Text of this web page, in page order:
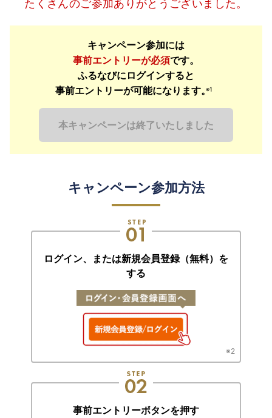
たくさんのご参加ありがとうございました。
キャンペーン参加には
事前エントリーが必須です。
ふるなびにログインすると
事前エントリーが可能になります。
※1
本キャンペーンは終了いたしました
キャンペーン参加方法
ログイン、または新規会員登録（無料）を
する
※2
事前エントリーボタンを押す